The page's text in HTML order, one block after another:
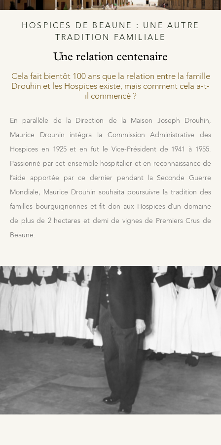
Des Climats qui font rêver
Nos vignes, une attention de tous les instants
Hospices de Beaune, une autre tradition familiale
Histoire de la Bourgogne à travers nos lieux de mémoire
Notre boutique à Beaune
Visites & Dégustations quotidiennes
Expériences inédites
Balades dans les vignes
Nous rejoindre
Recrutement Vendangeurs 2026
HOSPICES DE BEAUNE : UNE AUTRE
TRADITION FAMILIALE
Une relation centenaire
Cela fait bientôt 100 ans que la relation entre la famille
Drouhin et les Hospices existe, mais comment cela a-t-
il commencé ?
En parallèle de la Direction de la Maison Joseph Drouhin,
Maurice Drouhin intégra la Commission Administrative des
Hospices en 1925 et en fut le Vice-Président de 1941 à 1955.
Passionné par cet ensemble hospitalier et en reconnaissance de
l’aide apportée par ce dernier pendant la Seconde Guerre
Mondiale, Maurice Drouhin souhaita poursuivre la tradition des
familles bourguignonnes et fit don aux Hospices d’un domaine
de plus de 2 hectares et demi de vignes de Premiers Crus de
Beaune.